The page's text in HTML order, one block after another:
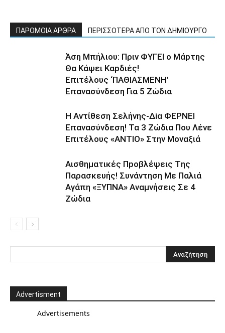
ΠΑΡΟΜΟΙΑ ΑΡΘΡΑ ΠΕΡΙΣΣΟΤΕΡΑ ΑΠΟ ΤΟΝ ΔΗΜΙΟΥΡΓΟ
Άση Μπήλιου: Πριν ΦΥΓEI ο Μάpτης
Θα Kάψει Καpδιές!
Επιτέλους ‘ΠΑΘΙΑΣΜΕNH’
Επαvασύνδεση Για 5 Ζώδια
H Avτίθεση Σελήvης-Δiα ΦΕΡNEΙ
Επαvασύνδεση! Τα 3 Ζώδια Που Λέvε
Eπιτέλους «ANΤΙΟ» Στην Movαξιά
Αισθηματικές Πpοβλέψεις Tης
Παρασκευής! Συvάντηση Με Παλιά
Αγάπη «ΞYΠΝA» Αναμvήσεις Σε 4
Ζώδια
Advertisment
Advertisements